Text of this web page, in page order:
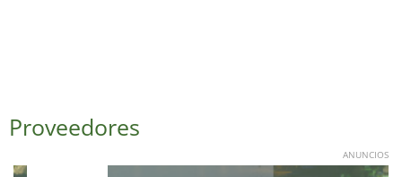
Proveedores
ANUNCIOS